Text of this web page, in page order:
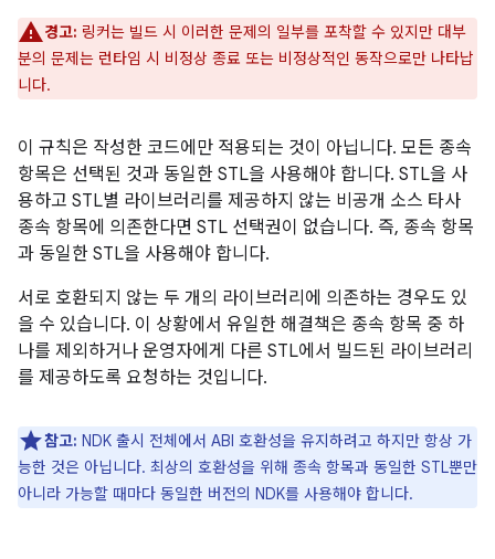
경고: 링커는 빌드 시 이러한 문제의 일부를 포착할 수 있지만 대부
분의 문제는 런타임 시 비정상 종료 또는 비정상적인 동작으로만 나타납
니다.
이 규칙은 작성한 코드에만 적용되는 것이 아닙니다. 모든 종속
항목은 선택된 것과 동일한 STL을 사용해야 합니다. STL을 사
용하고 STL별 라이브러리를 제공하지 않는 비공개 소스 타사
종속 항목에 의존한다면 STL 선택권이 없습니다. 즉, 종속 항목
과 동일한 STL을 사용해야 합니다.
서로 호환되지 않는 두 개의 라이브러리에 의존하는 경우도 있
을 수 있습니다. 이 상황에서 유일한 해결책은 종속 항목 중 하
나를 제외하거나 운영자에게 다른 STL에서 빌드된 라이브러리
를 제공하도록 요청하는 것입니다.
참고: NDK 출시 전체에서 ABI 호환성을 유지하려고 하지만 항상 가
능한 것은 아닙니다. 최상의 호환성을 위해 종속 항목과 동일한 STL뿐만
아니라 가능할 때마다 동일한 버전의 NDK를 사용해야 합니다.